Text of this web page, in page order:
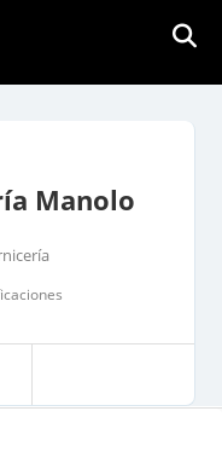
Manolo